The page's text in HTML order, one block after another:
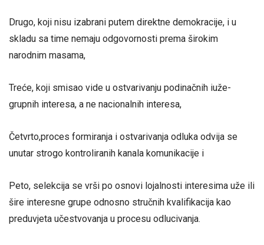
Drugo, koji nisu izabrani putem direktne demokracije, i u
skladu sa time nemaju odgovornosti prema širokim
narodnim masama,
Treće, koji smisao vide u ostvarivanju podinačnih iuže-
grupnih interesa, a ne nacionalnih interesa,
Četvrto,proces formiranja i ostvarivanja odluka odvija se
unutar strogo kontroliranih kanala komunikacije i
Peto, selekcija se vrši po osnovi lojalnosti interesima uže ili
šire interesne grupe odnosno stručnih kvalifikacija kao
preduvjeta učestvovanja u procesu odlucivanja.